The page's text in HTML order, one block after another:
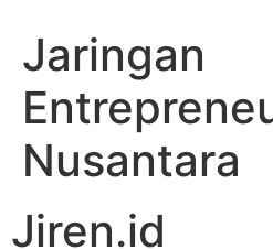
Jaringan
Nusantara
Jiren.id